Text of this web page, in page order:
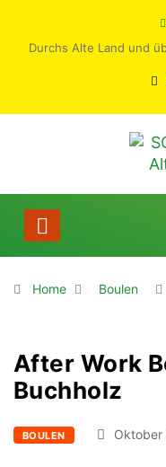
Durchs Alte Land und
Home Boulen
After Work
Buchholz
BOULEN Oktober